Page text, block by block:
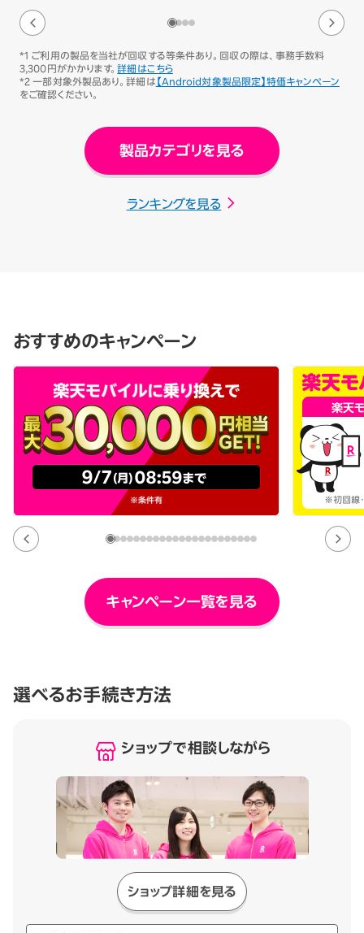
*1 ご利用の製品を当社が回収する等条件あり。回収の際は、事務手数料
3,300円がかかります。詳細はこちら
*2 一部対象外製品あり。詳細は 【Android対象製品限定】特価キャンペーン
をご確認ください。
製品カテゴリを見る
ランキングを見る
おすすめのキャンペーン
キャンペーン一覧を見る
選べるお手続き方法
ショップで相談しながら
ショップ詳細を見る